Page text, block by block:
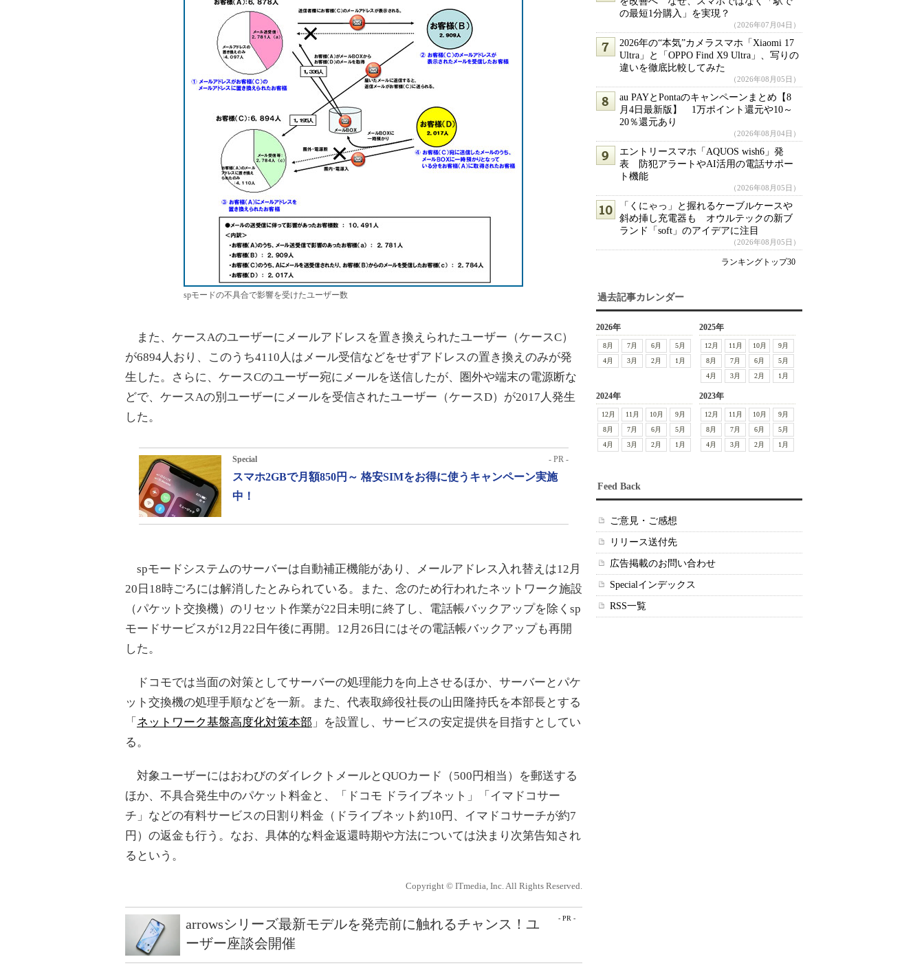
spモードの不具合で影響を受けたユーザー数
また、ケースAのユーザーにメールアドレスを置き換えられたユーザー（ケースC）
が6894人おり、このうち4110人はメール受信などをせずアドレスの置き換えのみが発
生した。さらに、ケースCのユーザー宛にメールを送信したが、圏外や端末の電源断な
どで、ケースAの別ユーザーにメールを受信されたユーザー（ケースD）が2017人発生
した。
Special - PR -
スマホ2GBで月額850円～ 格安SIMをお得に使うキャンペーン実施
中！
spモードシステムのサーバーは自動補正機能があり、メールアドレス入れ替えは12月
20日18時ごろには解消したとみられている。また、念のため行われたネットワーク施設
（パケット交換機）のリセット作業が22日未明に終了し、電話帳バックアップを除くsp
モードサービスが12月22日午後に再開。12月26日にはその電話帳バックアップも再開
した。
ドコモでは当面の対策としてサーバーの処理能力を向上させるほか、サーバーとパケ
ット交換機の処理手順などを一新。また、代表取締役社長の山田隆持氏を本部長とする
「 ネットワーク基盤高度化対策本部 」を設置し、サービスの安定提供を目指すとしてい
る。
対象ユーザーにはおわびのダイレクトメールとQUOカード（500円相当）を郵送する
ほか、不具合発生中のパケット料金と、「ドコモ ドライブネット」「イマドコサー
チ」などの有料サービスの日割り料金（ドライブネット約10円、イマドコサーチが約7
円）の返金も行う。なお、具体的な料金返還時期や方法については決まり次第告知され
るという。
Copyright © ITmedia, Inc. All Rights Reserved.
- PR -
arrowsシリーズ最新モデルを発売前に触れるチャンス！ユ
ーザー座談会開催
の最短1分購入」を実現？
（2026年07月04日）
2026年の“本気”カメラスマホ「Xiaomi 17
Ultra」と「OPPO Find X9 Ultra」、写りの
違いを徹底比較してみた
（2026年08月05日）
au PAYとPontaのキャンペーンまとめ【8
月4日最新版】 1万ポイント還元や10～
20％還元あり
（2026年08月04日）
エントリースマホ「AQUOS wish6」発
表 防犯アラートやAI活用の電話サポー
ト機能
（2026年08月05日）
「くにゃっ」と握れるケーブルケースや
斜め挿し充電器も オウルテックの新ブ
ランド「soft」のアイデアに注目
（2026年08月05日）
ランキングトップ30
過去記事カレンダー
2026年
8月 7月 6月
5月
4月
3月 2月 1月
2025年
12月 11月 10月
9月
8月
7月 6月
5月
4月
3月 2月 1月
2024年
12月 11月 10月
9月
8月
7月 6月
5月
4月
3月 2月 1月
2023年
12月 11月 10月
9月
8月
7月 6月
5月
4月
3月 2月 1月
Feed Back
ご意見・ご感想
リリース送付先
広告掲載のお問い合わせ
Specialインデックス
RSS一覧